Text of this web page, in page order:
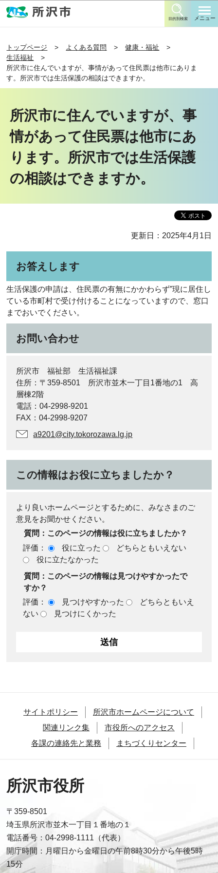
目的別検索 メニュー
トップページ よくある質問
健康・福祉
生活福祉
所沢市に住んでいますが、事情があって住民票は他市にありま
す。所沢市では生活保護の相談はできますか。
所沢市に住んでいますが、事
情があって住民票は他市にあ
ります。所沢市では生活保護
の相談はできますか。
更新日：2025年4月1日
お答えします
生活保護の申請は、住民票の有無にかかわらず”現に居住し
ている市町村で受け付けることになっていますので、窓口
までおいでください。
お問い合わせ
所沢市 福祉部 生活福祉課
住所：〒359-8501 所沢市並木一丁目1番地の1 高
層棟2階
電話：04-2998-9201
FAX：04-2998-9207
a9201@city.tokorozawa.lg.jp
この情報はお役に立ちましたか？
より良いホームページとするために、みなさまのご
意見をお聞かせください。
質問：このページの情報は役に立ちましたか？
評価：
役に立った
どちらともいえない
役に立たなかった
質問：このページの情報は見つけやすかったで
すか？
評価：
見つけやすかった
どちらともいえ
ない
見つけにくかった
サイトポリシー
所沢市ホームページについて
関連リンク集
市役所へのアクセス
各課の連絡先と業務
まちづくりセンター
所沢市役所
〒359-8501
埼玉県所沢市並木一丁目１番地の１
電話番号：04-2998-1111（代表）
開庁時間：月曜日から金曜日の午前8時30分から午後5時
15分